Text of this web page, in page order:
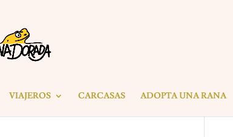
VIAJEROS CARCASAS ADOPTA UNA RANA